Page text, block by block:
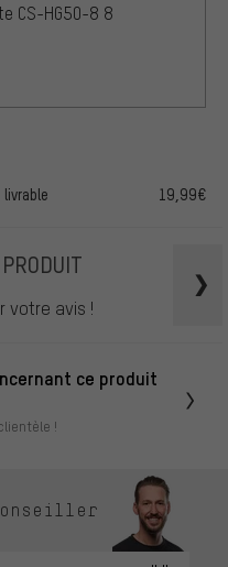
CS-HG50-8 8
19,99€
votre avis !
ce produit
!